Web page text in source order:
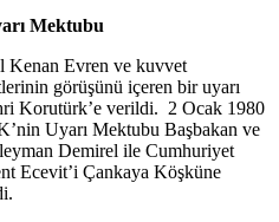
Mektubu
Kenan Evren ve kuvvet
görüşünü içeren bir uyarı
Korutürk’e verildi. 2 Ocak 1980
Uyarı Mektubu Başbakan ve
Demirel ile Cumhuriyet
Ecevit’i Çankaya Köşküne